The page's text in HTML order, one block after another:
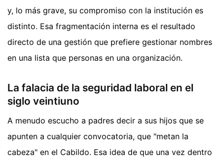
y, lo más grave, su compromiso con la institución es
distinto. Esa fragmentación interna es el resultado
directo de una gestión que prefiere gestionar nombres
en una lista que personas en una organización.
La falacia de la seguridad laboral en el
siglo veintiuno
A menudo escucho a padres decir a sus hijos que se
apunten a cualquier convocatoria, que "metan la
cabeza" en el Cabildo. Esa idea de que una vez dentro